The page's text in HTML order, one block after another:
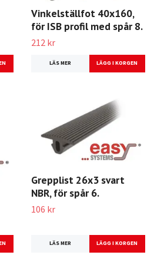
Vinkelställfot 40x160,
för ISB profil med spår 8.
212 kr
LÄS MER
Grepplist 26x3 svart
NBR, för spår 6.
106 kr
LÄS MER